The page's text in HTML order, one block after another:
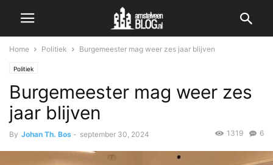
Home Politiek Burgemeester mag weer zes jaar blijven
Politiek
Burgemeester mag weer zes
jaar blijven
By Johan Th. Bos - september 30, 2024 6
1319